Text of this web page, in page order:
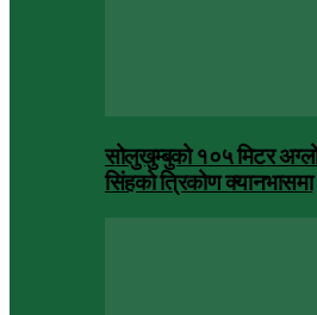
सोलुखुम्बुको १०५ मिटर
सिंहको त्रिकोण क्यानभासमा